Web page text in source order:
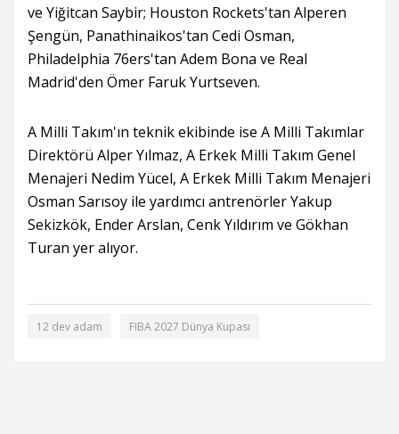
ve Yiğitcan Saybir; Houston Rockets'tan Alperen
Şengün, Panathinaikos'tan Cedi Osman,
Philadelphia 76ers'tan Adem Bona ve Real
Madrid'den Ömer Faruk Yurtseven.
A Milli Takım'ın teknik ekibinde ise A Milli Takımlar
Direktörü Alper Yılmaz, A Erkek Milli Takım Genel
Menajeri Nedim Yücel, A Erkek Milli Takım Menajeri
Osman Sarısoy ile yardımcı antrenörler Yakup
Sekizkök, Ender Arslan, Cenk Yıldırım ve Gökhan
Turan yer alıyor.
12 dev adam FIBA 2027 Dünya Kupası